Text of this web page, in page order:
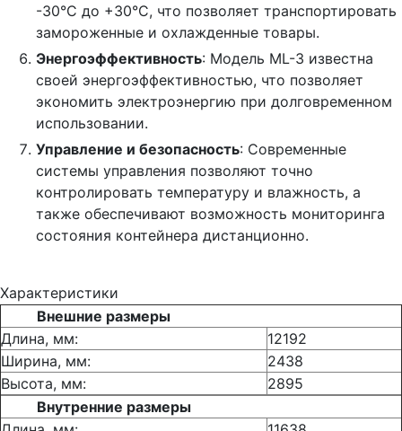
-30°C до +30°C, что позволяет транспортировать
замороженные и охлажденные товары.
Энергоэффективность: Модель ML-3 известна
своей энергоэффективностью, что позволяет
экономить электроэнергию при долговременном
использовании.
Управление и безопасность: Современные
системы управления позволяют точно
контролировать температуру и влажность, а
также обеспечивают возможность мониторинга
состояния контейнера дистанционно.
Характеристики
Внешние размеры
Длина, мм:
12192
Ширина, мм:
2438
Высота, мм:
2895
Внутренние размеры